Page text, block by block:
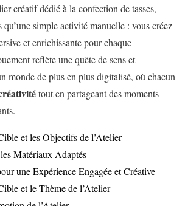
créatif dédié à la confection de tasses,
simple activité manuelle : vous créez
et enrichissante pour chaque
reflète une quête de sens et
monde de plus en plus digitalisé, où chacun
tout en partageant des moments
et les Objectifs de l’Atelier
Matériaux Adaptés
une Expérience Engagée et Créative
et le Thème de l’Atelier